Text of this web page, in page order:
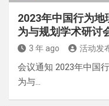
2023年中国行为
为与规划学术研讨
3 年 ago 活动发
会议通知 2023年中国
为与…